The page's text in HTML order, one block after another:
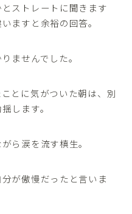
ストレートに聞きます
ますと余裕の回答。
ませんでした。
とに気がついた朝は、別
します。
ら涙を流す槙生。
が傲慢だったと言いま